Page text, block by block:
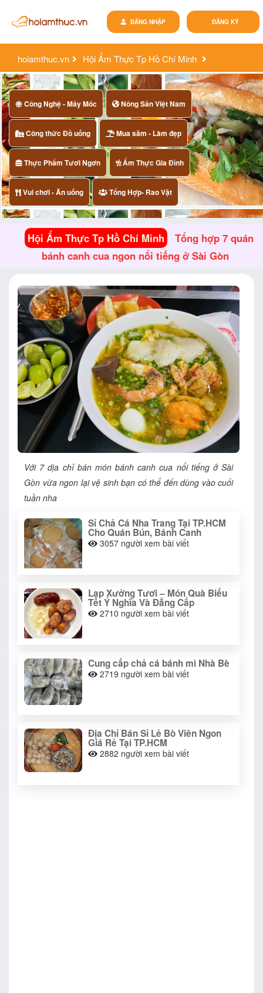
ĐĂNG KÝ
ĐĂNG NHẬP
hoiamthuc.vn
Hội Ẩm Thực Tp Hồ Chí Minh
tổng hợp 7 quán bánh canh cua ngon nổi tiếng ở sài gòn
Công Nghệ - Máy Móc Nông Sản Việt Nam
Công thức Đồ uống Mua săm - Làm đẹp
Thực Phẩm Tươi Ngơn Ẩm Thực Gia Đình
Vui chơi - Ăn uống Tổng Hợp- Rao Vặt
Hội Ẩm Thực Tp Hồ Chí Minh
Tổng hợp 7 quán
bánh canh cua ngon nổi tiếng ở Sài Gòn
Với 7 dịa chỉ bán món bánh canh cua nổi tiếng ở Sài
Gòn vừa ngon lại vệ sinh bạn có thể đến dùng vào cuối
tuần nha
Sỉ Chả Cá Nha Trang Tại TP.HCM
Cho Quán Bún, Bánh Canh
3057 người xem bài viết
Lạp Xưởng Tươi – Món Quà Biếu
Tết Ý Nghĩa Và Đẳng Cấp
2710 người xem bài viết
Cung cấp chả cá bánh mì Nhà Bè
2719 người xem bài viết
Địa Chỉ Bán Sỉ Lẻ Bò Viên Ngon
Giá Rẻ Tại TP.HCM
2882 người xem bài viết